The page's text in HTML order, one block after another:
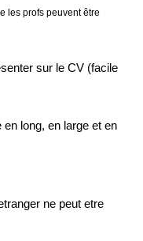
les profs peuvent être
sur le CV (facile
long, en large et en
ne peut etre